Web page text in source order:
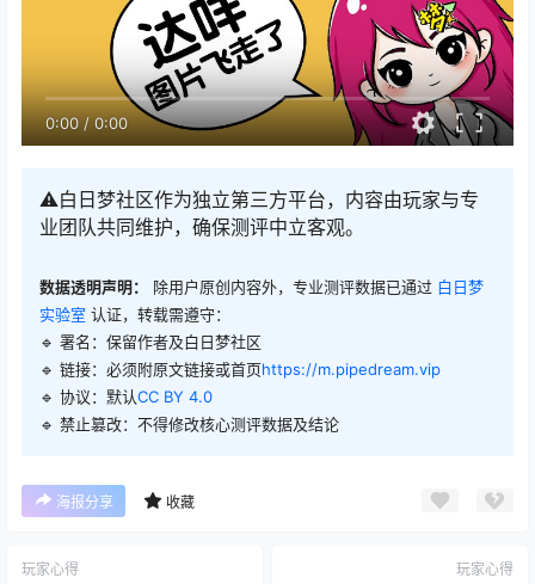
0:00/0:00
⚠️白日梦社区作为独立第三方平台，内容由玩家与专
业团队共同维护，确保测评中立客观。
数据透明声明： 除用户原创内容外，专业测评数据已通过 白日梦
实验室 认证，转载需遵守：
🔹 署名：保留作者及白日梦社区
🔹 链接：必须附原文链接或首页https://m.pipedream.vip
🔹 协议：默认CC BY 4.0
🔹 禁止篡改：不得修改核心测评数据及结论
海报分享 收藏
玩家心得 玩家心得